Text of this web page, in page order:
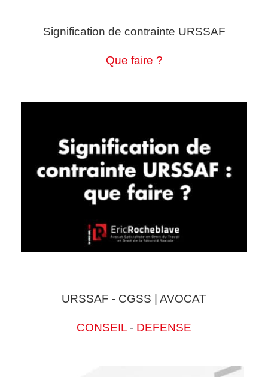
Signification de contrainte URSSAF
Que faire ?
URSSAF - CGSS | AVOCAT
CONSEIL - DEFENSE